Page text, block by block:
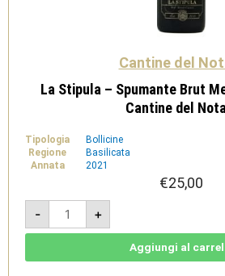
Cantine del
La Stipula – Spumante Brut
Cantine del
Tipologia
Bollicine
Regione
Basilicata
Annata
2021
€25,00
-
La
Stipula
-
Spumante
+
Aggiungi al